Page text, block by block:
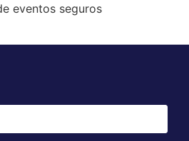
eventos seguros